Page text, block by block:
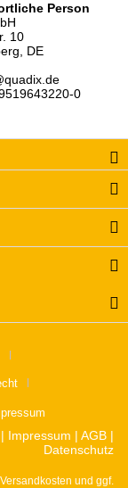
Person
10
DE
0
| Impressum | AGB |
Datenschutz
Versandkosten und ggf.